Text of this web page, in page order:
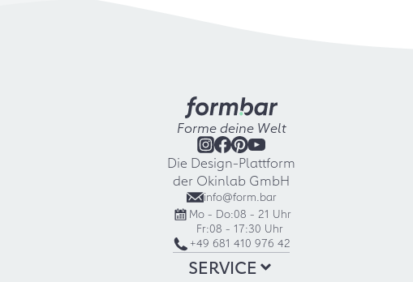
Forme deine Welt
Die Design-Plattform
der Okinlab GmbH
info@form.bar
Mo - Do:08 - 21 Uhr
Fr:08 - 17:30 Uhr
+49 681 410 976 42
SERVICE